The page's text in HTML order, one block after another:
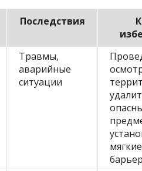
Последствия
Травмы,
аварийные
ситуации
мягкие